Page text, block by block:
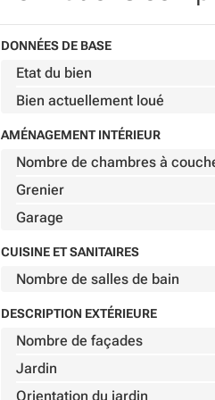
DONNÉES DE BASE
Etat du bien
Bien actuellement loué
AMÉNAGEMENT INTÉRIEUR
Nombre de chambres à
Grenier
Garage
CUISINE ET SANITAIRES
Nombre de salles de bain
DESCRIPTION EXTÉRIEURE
Nombre de façades
Jardin
Orientation du jardin